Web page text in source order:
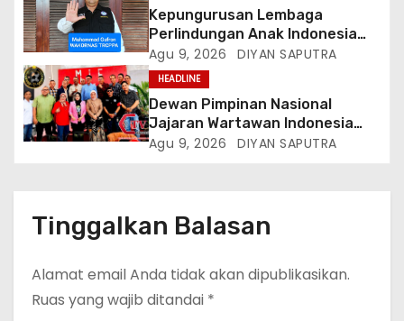
Kepungurusan Lembaga
Perlindungan Anak Indonesia
(LPAI) Periode 2026-2031
Terbentuk, Wakil Kordinator
Nasional Tim Reaksi Cepat
Perlindungan Perempuan Anak
(Wakornas TRCPPA) Muhammad
Gufron Mengapresiasi Dan Beri
Agu 9, 2026 DIYAN SAPUTRA
HEADLINE
Dewan Pimpinan Nasional
Jajaran Wartawan Indonesia
(DPN-JWI) Menggelar Rapat
Agu 9, 2026 DIYAN SAPUTRA
Tinggalkan Balasan
Alamat email Anda tidak akan dipublikasikan.
Ruas yang wajib ditandai *